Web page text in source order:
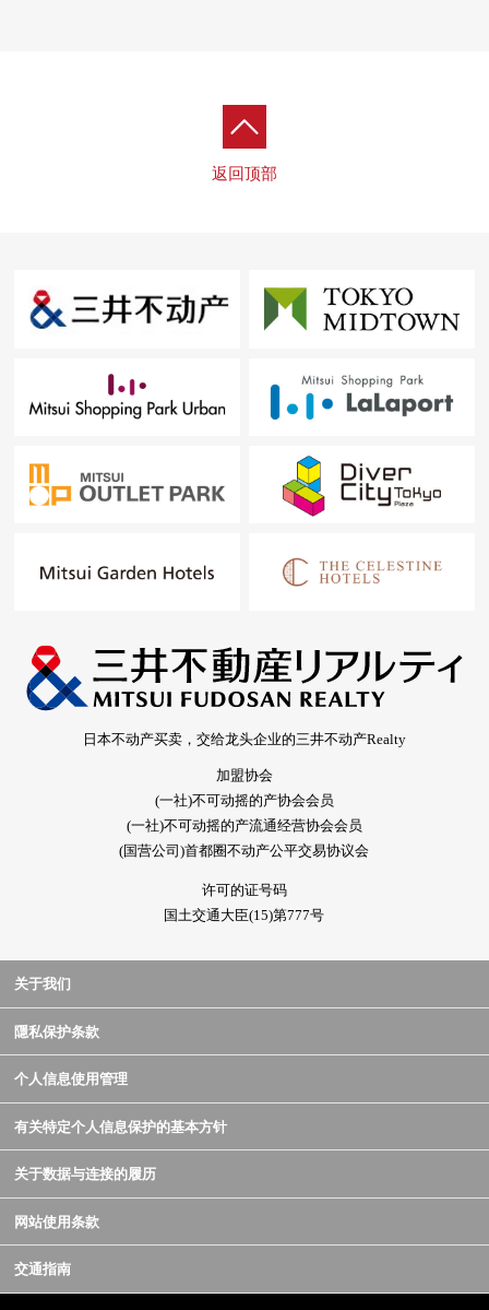
返回顶部
日本不动产买卖，交给龙头企业的三井不动产Realty
加盟协会
(一社)不可动摇的产协会会员
(一社)不可动摇的产流通经营协会会员
(国营公司)首都圈不动产公平交易协议会
许可的证号码
国土交通大臣(15)第777号
关于我们
隱私保护条款
个人信息使用管理
有关特定个人信息保护的基本方针
关于数据与连接的履历
网站使用条款
交通指南